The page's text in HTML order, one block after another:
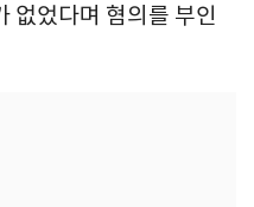
없었다며 혐의를 부인